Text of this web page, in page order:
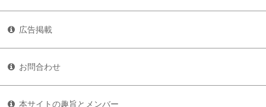
広告掲載
お問合わせ
本サイトの趣旨とメンバー